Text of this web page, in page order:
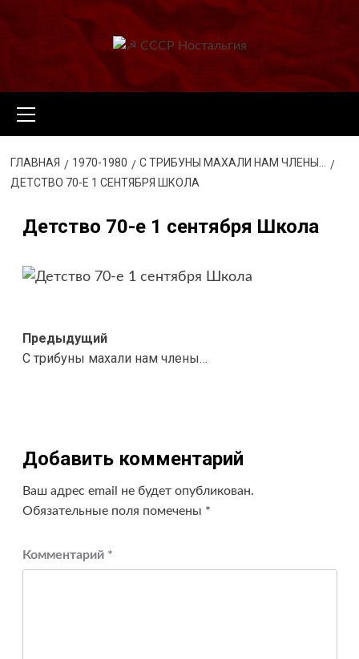
меню
ГЛАВНАЯ 1970-1980
С ТРИБУНЫ МАХАЛИ НАМ ЧЛЕНЫ…
ДЕТСТВО 70-Е 1 СЕНТЯБРЯ ШКОЛА
Детство 70-е 1 сентября Школа
Навигация
записи
Предыдущий
С трибуны махали нам члены…
Добавить комментарий
Ваш адрес email не будет опубликован.
Обязательные поля помечены *
Комментарий *